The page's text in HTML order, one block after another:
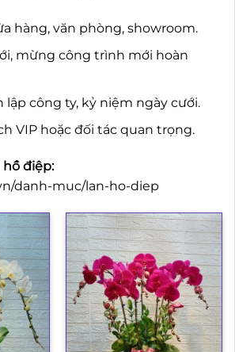
hàng, văn phòng, showroom.
mừng công trình mới hoàn
lập công ty, kỷ niệm ngày cưới.
VIP hoặc đối tác quan trọng.
hồ điệp:
danh-muc/lan-ho-diep